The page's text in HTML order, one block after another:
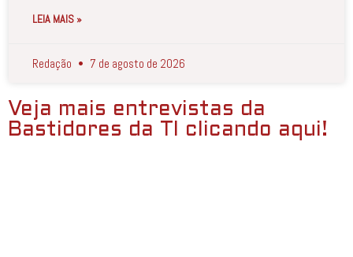
LEIA MAIS »
Redação 7 de agosto de 2026
Veja mais entrevistas da
Bastidores da TI clicando aqui!